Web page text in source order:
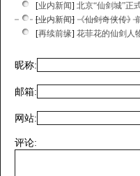
[业内新闻] 北京“仙剑城”正
[业内新闻] 《仙剑奇侠传》
[再续前缘] 花菲花的仙剑人
昵称:
邮箱:
网站:
评论: